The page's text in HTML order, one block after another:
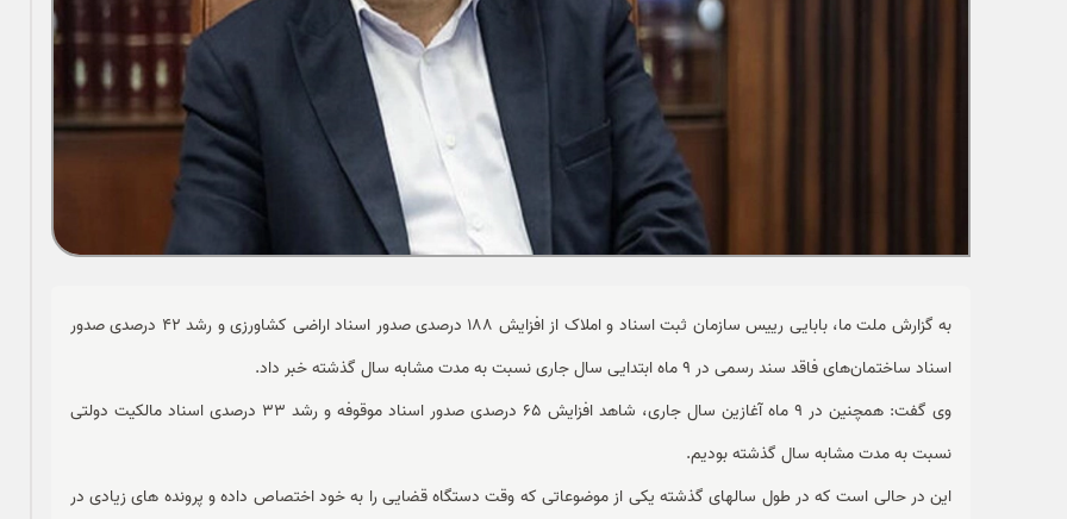
به گزارش ملت ما، بابایی رییس سازمان ثبت اسناد و املاک از افزایش 188 درصدی صدور اسناد اراضی کشاورزی و رشد 42 درصدی صدور
اسناد ساختمان‌های فاقد سند رسمی در 9 ماه ابتدایی سال جاری نسبت به مدت مشابه سال گذشته خبر داد.
وی گفت: همچنین در 9 ماه آغازین سال جاری، شاهد افزایش 65 درصدی صدور اسناد موقوفه و رشد 33 درصدی اسناد مالکیت دولتی
نسبت به مدت مشابه سال گذشته بودیم.
این در حالی است که در طول سالهای گذشته یکی از موضوعاتی که وقت دستگاه قضایی را به خود اختصاص داده و پرونده های زیادی در